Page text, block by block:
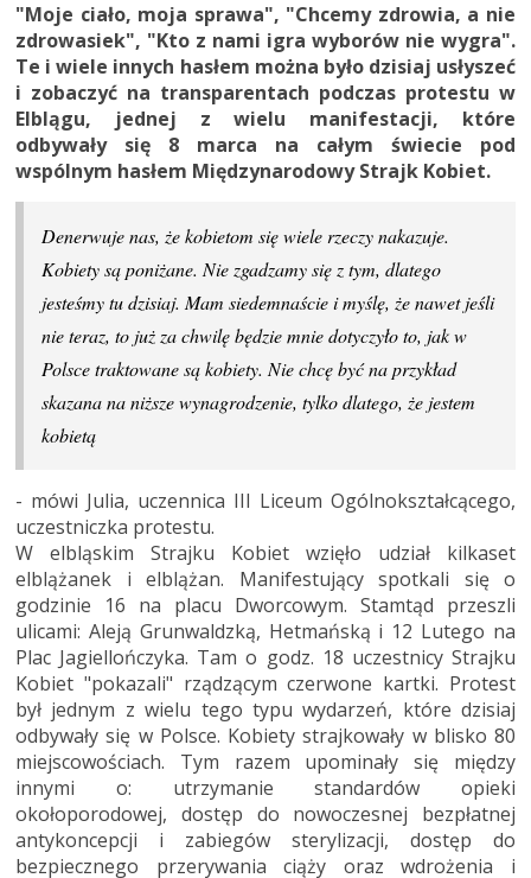
"Moje ciało, moja sprawa", "Chcemy zdrowia, a nie
zdrowasiek", "Kto z nami igra wyborów nie wygra".
Te i wiele innych hasłem można było dzisiaj usłyszeć
i zobaczyć na transparentach podczas protestu w
Elblągu, jednej z wielu manifestacji, które
odbywały się 8 marca na całym świecie pod
wspólnym hasłem Międzynarodowy Strajk Kobiet.
Denerwuje nas, że kobietom się wiele rzeczy nakazuje.
Kobiety są poniżane. Nie zgadzamy się z tym, dlatego
jesteśmy tu dzisiaj. Mam siedemnaście i myślę, że nawet jeśli
nie teraz, to już za chwilę będzie mnie dotyczyło to, jak w
Polsce traktowane są kobiety. Nie chcę być na przykład
skazana na niższe wynagrodzenie, tylko dlatego, że jestem
kobietą
- mówi Julia, uczennica III Liceum Ogólnokształcącego,
uczestniczka protestu.
W elbląskim Strajku Kobiet wzięło udział kilkaset
elblążanek i elblążan. Manifestujący spotkali się o
godzinie 16 na placu Dworcowym. Stamtąd przeszli
ulicami: Aleją Grunwaldzką, Hetmańską i 12 Lutego na
Plac Jagiellończyka. Tam o godz. 18 uczestnicy Strajku
Kobiet "pokazali" rządzącym czerwone kartki. Protest
był jednym z wielu tego typu wydarzeń, które dzisiaj
odbywały się w Polsce. Kobiety strajkowały w blisko 80
miejscowościach. Tym razem upominały się między
innymi o: utrzymanie standardów opieki
okołoporodowej, dostęp do nowoczesnej bezpłatnej
antykoncepcji i zabiegów sterylizacji, dostęp do
bezpiecznego przerywania ciąży oraz wdrożenia i